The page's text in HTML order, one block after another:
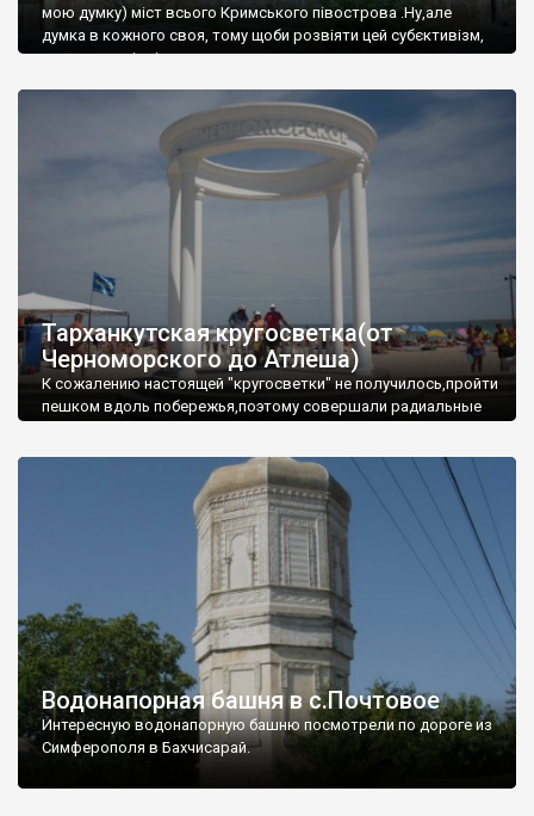
мою думку) міст всього Кримського півострова .Ну,але
думка в кожного своя, тому щоби розвіяти цей субєктивізм,
запрошую відвідати це
Тарханкутская кругосветка(от
Черноморского до Атлеша)
К сожалению настоящей "кругосветки" не получилось,пройти
пешком вдоль побережья,поэтому совершали радиальные
Водонапорная башня в с.Почтовое
Интересную водонапорную башню посмотрели по дороге из
Симферополя в Бахчисарай.